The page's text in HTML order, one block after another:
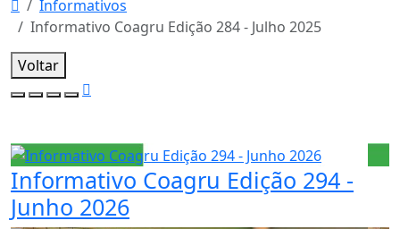
Informativos
Informativo Coagru Edição 284 - Julho 2025
Voltar
Informativo Coagru Edição 294 -
Junho 2026